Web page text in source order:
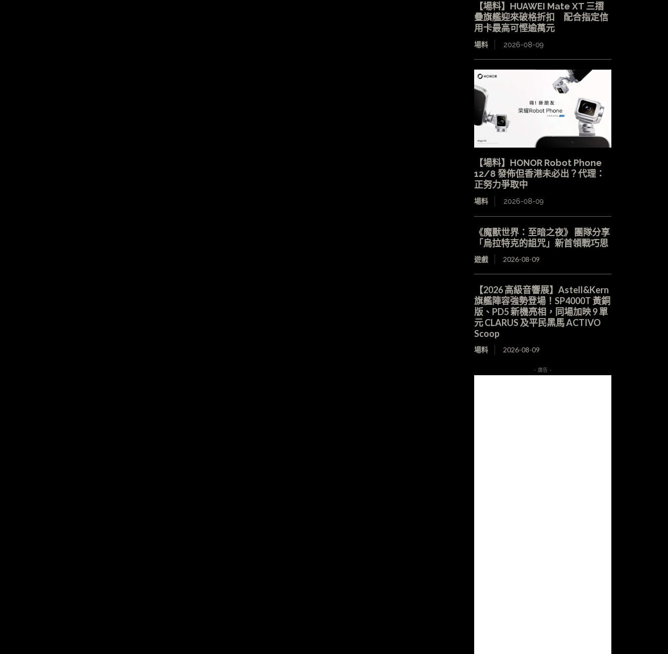
【場料】HUAWEI Mate XT 三摺
疊旗艦迎來破格折扣 配合指定信
用卡最高可慳逾萬元
場料 2026-08-09
【場料】HONOR Robot Phone
12/8 發佈但香港未必出？代理：
正努力爭取中
場料 2026-08-09
《魔獸世界：至暗之夜》 團隊分享
「烏拉特克的詛咒」新首領戰巧思
遊戲 2026-08-09
【2026 高級音響展】Astell&Kern
旗艦陣容強勢登場！SP4000T 黃銅
版、PD5 新機亮相，同場加映 9 單
元 CLARUS 及平民黑馬 ACTIVO
Scoop
場料 2026-08-09
- 廣告 -